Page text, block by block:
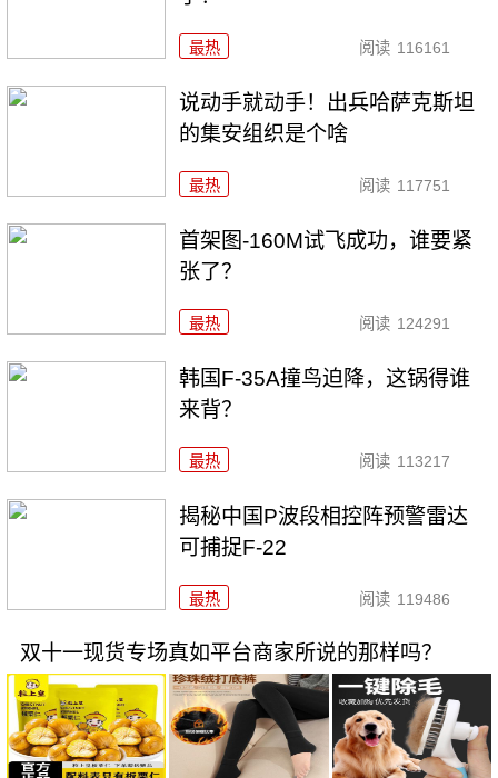
最热 阅读 116161
说动手就动手！出兵哈萨克斯坦
的集安组织是个啥
最热 阅读 117751
首架图-160M试飞成功，谁要紧
张了？
最热 阅读 124291
韩国F-35A撞鸟迫降，这锅得谁
来背？
最热 阅读 113217
揭秘中国P波段相控阵预警雷达
可捕捉F-22
最热 阅读 119486
双十一现货专场真如平台商家所说的那样吗？